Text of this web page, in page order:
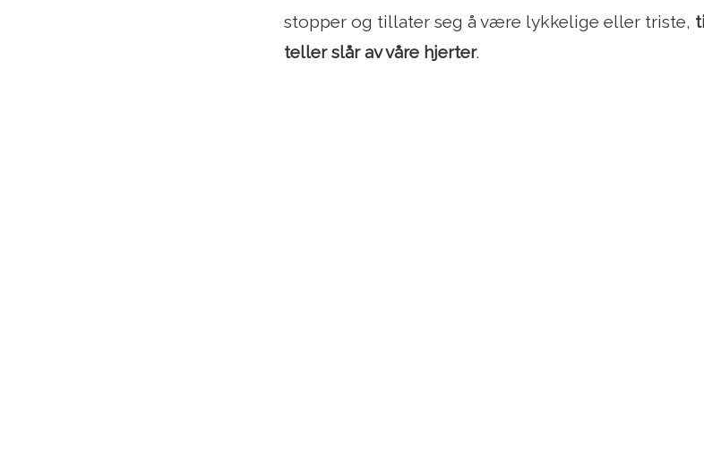
stopper og tillater seg å være lykkelige eller triste,
teller slår av våre hjerter.